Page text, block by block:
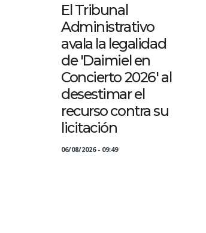
El Tribunal
Administrativo
avala la legalidad
de 'Daimiel en
Concierto 2026' al
desestimar el
recurso contra su
licitación
06/08/2026 - 09:49